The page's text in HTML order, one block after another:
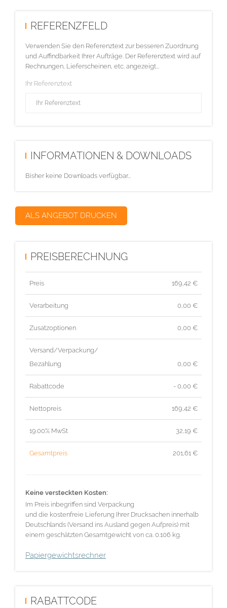
REFERENZFELD
Verwenden Sie den Referenztext zur besseren Zuordnung
und Auffindbarkeit Ihrer Aufträge. Der Referenztext wird auf
Rechnungen, Lieferscheinen, etc. angezeigt...
Ihr Referenztext
INFORMATIONEN & DOWNLOADS
Bisher keine Downloads verfügbar...
ALS ANGEBOT DRUCKEN
PREISBERECHNUNG
Preis 169,42 €
Verarbeitung 0,00 €
Zusatzoptionen 0,00 €
Versand/Verpackung/
Bezahlung
0,00 €
Rabattcode - 0,00 €
Nettopreis 169,42 €
19.00% MwSt 32,19 €
Gesamtpreis 201,61 €
Keine versteckten Kosten:
Im Preis inbegriffen sind Verpackung
und die kostenfreie Lieferung Ihrer Drucksachen innerhalb
Deutschlands (Versand ins Ausland gegen Aufpreis) mit
einem geschätzten Gesamtgewicht von ca. 0.106 kg.
Papiergewichtsrechner
RABATTCODE